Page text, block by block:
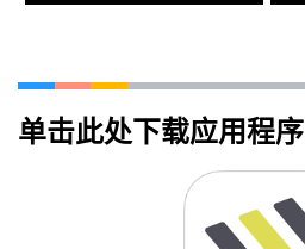
单击此处下载应用程序